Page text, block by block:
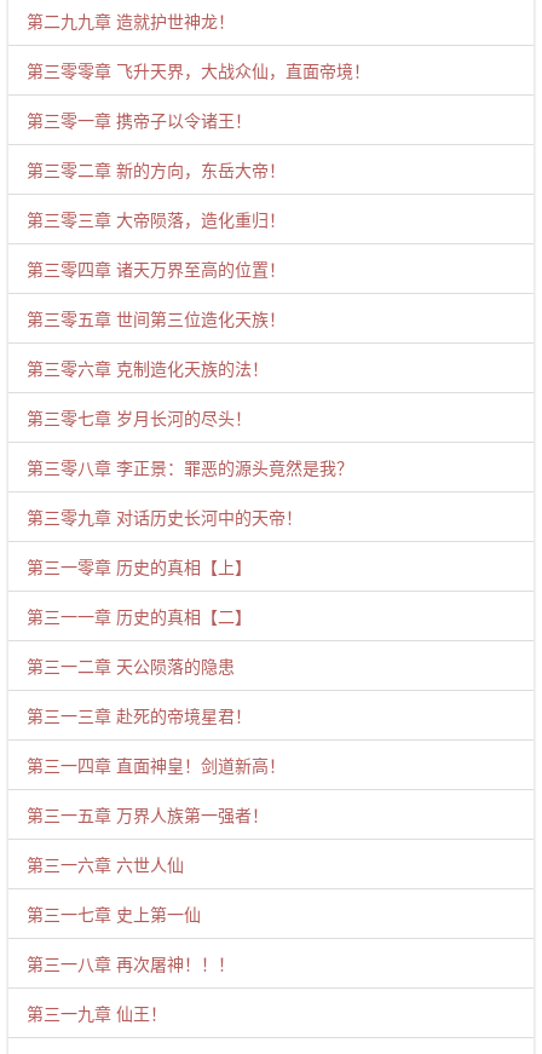
第二九九章 造就护世神龙！
第三零零章 飞升天界，大战众仙，直面帝境！
第三零一章 携帝子以令诸王！
第三零二章 新的方向，东岳大帝！
第三零三章 大帝陨落，造化重归！
第三零四章 诸天万界至高的位置！
第三零五章 世间第三位造化天族！
第三零六章 克制造化天族的法！
第三零七章 岁月长河的尽头！
第三零八章 李正景：罪恶的源头竟然是我？
第三零九章 对话历史长河中的天帝！
第三一零章 历史的真相【上】
第三一一章 历史的真相【二】
第三一二章 天公陨落的隐患
第三一三章 赴死的帝境星君！
第三一四章 直面神皇！剑道新高！
第三一五章 万界人族第一强者！
第三一六章 六世人仙
第三一七章 史上第一仙
第三一八章 再次屠神！！！
第三一九章 仙王！